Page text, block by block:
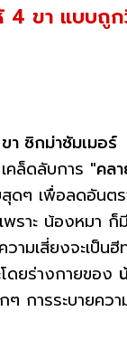
4 ขา แบบถู
า ซิกม่าซัมเมอร์
คล็ดลับการ "คล
ดๆ เพื่อลดอันต
พราะ น้องหมา ก็
ามเสี่ยงจะเป็นฮี
ดยร่างกายของ
ๆ การระบายคว